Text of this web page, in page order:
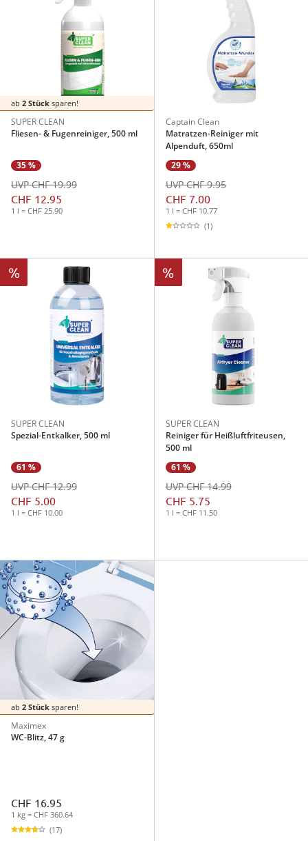
ab 2 Stück sparen!
SUPER CLEAN
Fliesen- & Fugenreiniger, 500 ml
35 %
CHF 12.95
UVP CHF 19.99
1 l = CHF 25.90
Captain Clean
Matratzen-Reiniger mit
Alpenduft, 650ml
29 %
CHF 7.00
UVP CHF 9.95
1 l = CHF 10.77
(1)
%
SUPER CLEAN
Spezial-Entkalker, 500 ml
61 %
CHF 5.00
UVP CHF 12.99
1 l = CHF 10.00
%
SUPER CLEAN
Reiniger für Heißluftfriteusen,
500 ml
61 %
CHF 5.75
UVP CHF 14.99
1 l = CHF 11.50
ab 2 Stück sparen!
Maximex
WC-Blitz, 47 g
CHF 16.95
1 kg = CHF 360.64
(17)